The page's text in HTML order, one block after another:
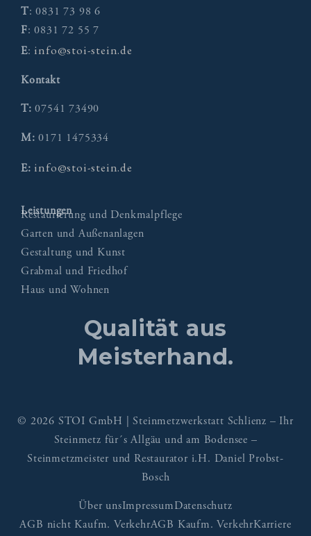
T: 0831 73 98 6
F: 0831 72 55 7
E: info@stoi-stein.de
Kontakt
T:07541 73490
M: 0171 1475334
E: info@stoi-stein.de
Leistungen
Restaurierung und Denkmalpflege
Garten und Außenanlagen
Gestaltung und Kunst
Grabmal und Friedhof
Haus und Wohnen
Qualität aus
Meisterhand.
© 2026 STOI GmbH | Steinmetzwerkstatt Schlienz – Ihr
Steinmetz für´s Allgäu und am Bodensee –
Steinmetzmeister und Restaurator i.H. Daniel Probst-
Bosch
Über unsImpressumDatenschutz
AGB nicht Kaufm. VerkehrAGB Kaufm. VerkehrKarriere